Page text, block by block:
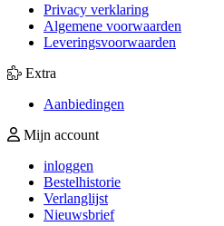
Privacy verklaring
Algemene voorwaarden
Leveringsvoorwaarden
Extra
Aanbiedingen
Mijn account
inloggen
Bestelhistorie
Verlanglijst
Nieuwsbrief